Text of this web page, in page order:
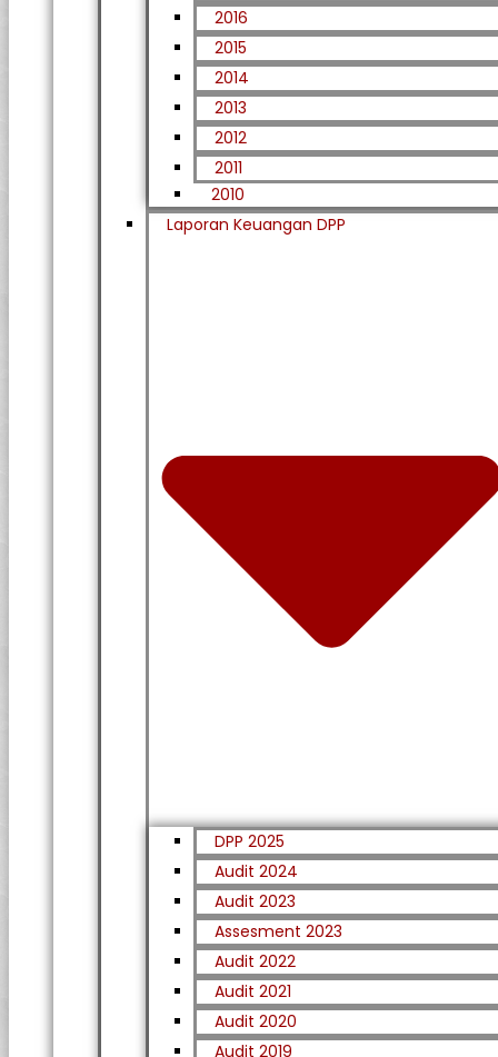
2016
2015
2014
2013
2012
2011
2010
Laporan Keuangan DPP
DPP 2025
Audit 2024
Audit 2023
Assesment 2023
Audit 2022
Audit 2021
Audit 2020
Audit 2019